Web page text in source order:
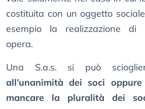
costituita con un oggetto
esempio la realizzazione di
opera.
Una S.a.s. si può
all’unanimità dei soci
mancare la pluralità dei